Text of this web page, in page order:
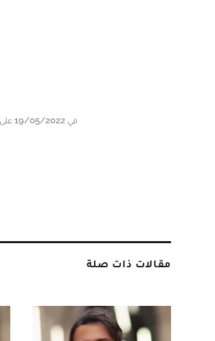
في 19/05/2022 على الساعة 15:23
مقالات ذات صلة